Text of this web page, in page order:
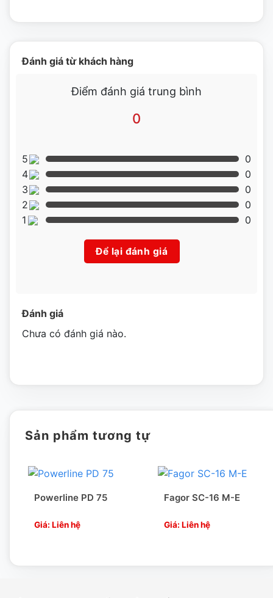
Đánh giá từ khách hàng
Điểm đánh giá trung bình
0
5
0
4
0
3
0
2
0
1
0
Để lại đánh giá
Đánh giá
Chưa có đánh giá nào.
Sản phẩm tương tự
Powerline PD 75
Giá: Liên hệ
Fagor SC-16 M-E
Giá: Liên hệ